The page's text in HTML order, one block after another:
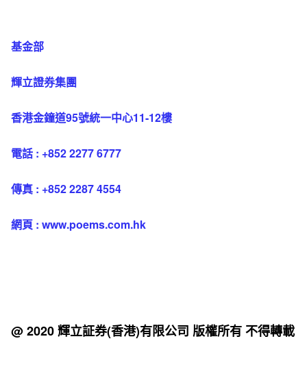
基金部
輝立證券集團
香港金鐘道95號統一中心11-12樓
電話 : +852 2277 6777
傳真 : +852 2287 4554
網頁 : www.poems.com.hk
@ 2020 輝立証券(香港)有限公司 版權所有 不得轉載